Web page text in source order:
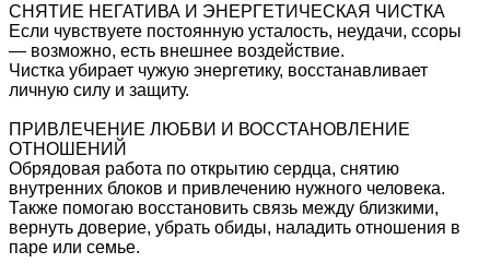
СНЯТИЕ НЕГАТИВА И ЭНЕРГЕТИЧЕСКАЯ ЧИСТКА
Если чувствуете постоянную усталость, неудачи, ссоры
— возможно, есть внешнее воздействие.
Чистка убирает чужую энергетику, восстанавливает
личную силу и защиту.
ПРИВЛЕЧЕНИЕ ЛЮБВИ И ВОССТАНОВЛЕНИЕ
ОТНОШЕНИЙ
Обрядовая работа по открытию сердца, снятию
внутренних блоков и привлечению нужного человека.
Также помогаю восстановить связь между близкими,
вернуть доверие, убрать обиды, наладить отношения в
паре или семье.